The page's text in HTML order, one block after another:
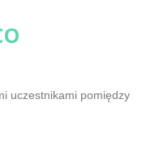
uczestnikami pomiędzy